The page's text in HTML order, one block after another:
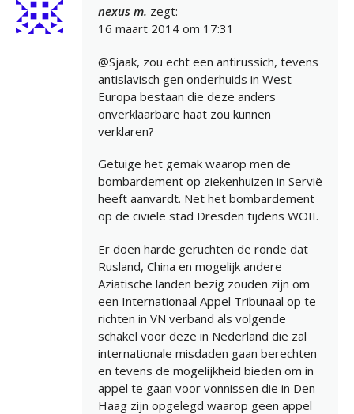
nexus m. zegt:
16 maart 2014 om 17:31
@Sjaak, zou echt een antirussich, tevens
antislavisch gen onderhuids in West-
Europa bestaan die deze anders
onverklaarbare haat zou kunnen
verklaren?
Getuige het gemak waarop men de
bombardement op ziekenhuizen in Servië
heeft aanvardt. Net het bombardement
op de civiele stad Dresden tijdens WOII.
Er doen harde geruchten de ronde dat
Rusland, China en mogelijk andere
Aziatische landen bezig zouden zijn om
een Internationaal Appel Tribunaal op te
richten in VN verband als volgende
schakel voor deze in Nederland die zal
internationale misdaden gaan berechten
en tevens de mogelijkheid bieden om in
appel te gaan voor vonnissen die in Den
Haag zijn opgelegd waarop geen appel